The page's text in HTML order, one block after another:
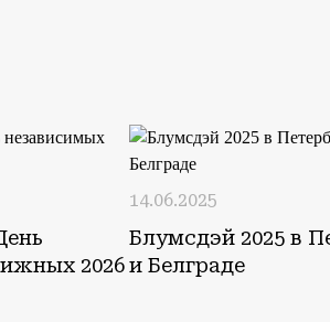
2026
14.06.2025
Блумсдэй 2025 в
и Белграде